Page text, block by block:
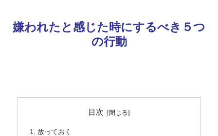
嫌われたと感じた時にするべき５つ
の行動
目次
放っておく